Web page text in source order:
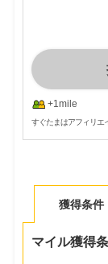
+1mile
すぐたまはアフィリエ
獲得条件
マイル獲得